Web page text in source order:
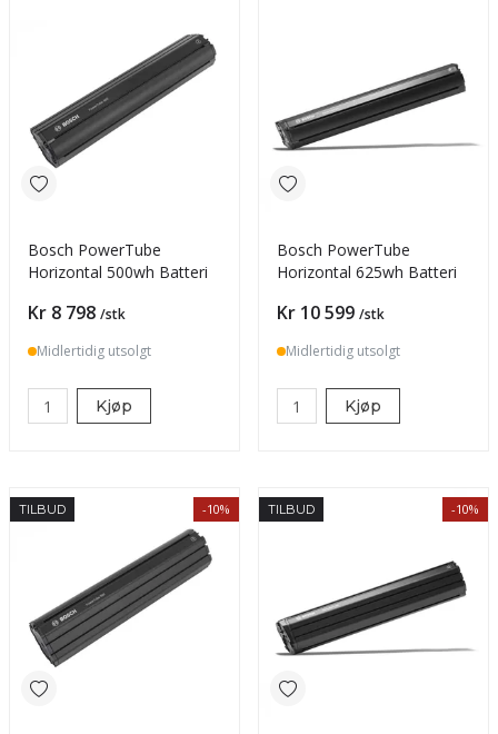
Bosch PowerTube
Horizontal 500wh Batteri
Pris
Kr 8 798 /stk
Midlertidig utsolgt
Kjøp
Bosch PowerTube
Horizontal 625wh Batteri
Pris
Kr 10 599 /stk
Midlertidig utsolgt
Kjøp
TILBUD -10% TILBUD -10%